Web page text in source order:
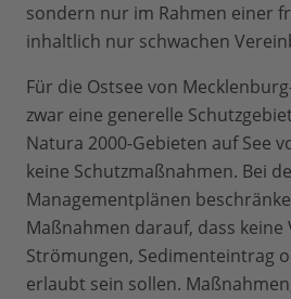
sondern nur im Rahmen einer
inhaltlich nur schwachen
Für die Ostsee von
zwar eine generelle
Natura 2000-Gebieten auf See
keine Schutzmaßnahmen. Bei
Managementplänen
Maßnahmen darauf, dass
Strömungen, Sedimenteintrag
erlaubt sein sollen.